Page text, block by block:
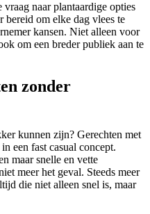
naar plantaardige opties
bereid om elke dag vlees te
kansen. Niet alleen voor
om een breder publiek aan te
zonder
kunnen zijn? Gerechten met
een fast casual concept.
maar snelle en vette
meer het geval. Steeds meer
die niet alleen snel is, maar